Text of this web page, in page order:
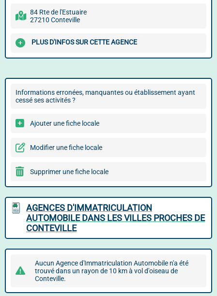
84 Rte de l'Estuaire
27210 Conteville
PLUS D'INFOS SUR CETTE AGENCE
Informations erronées, manquantes ou établissement ayant
cessé ses activités ?
Ajouter une fiche locale
Modifier une fiche locale
Supprimer une fiche locale
AGENCES D'IMMATRICULATION
AUTOMOBILE DANS LES VILLES PROCHES DE
CONTEVILLE
Aucun Agence d'Immatriculation Automobile n'a été
trouvé dans un rayon de 10 km à vol d'oiseau de
Conteville.